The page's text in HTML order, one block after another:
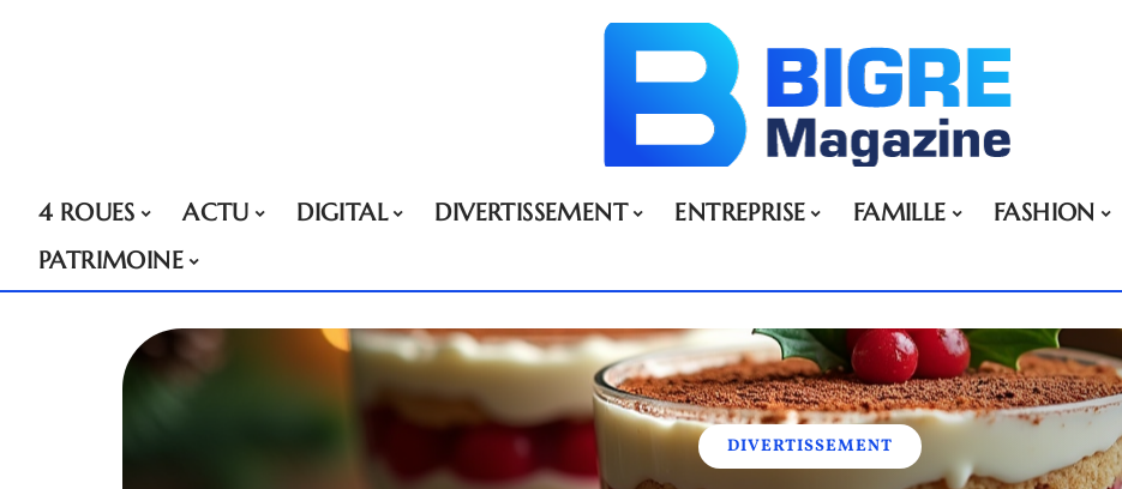
4 ROUES ACTU DIGITAL DIVERTISSEMENT ENTREPRISE FAMILLE FASHION
PATRIMOINE
DIVERTISSEMENT